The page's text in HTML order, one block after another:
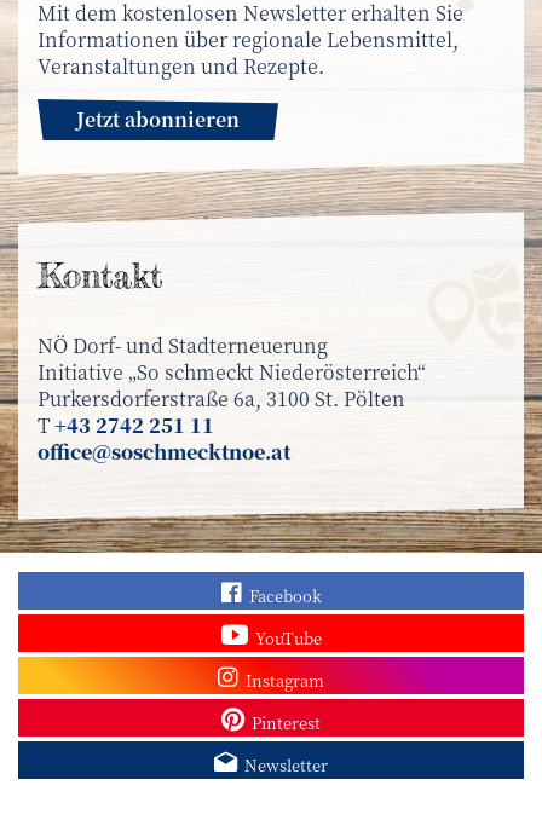
Mit dem kostenlosen Newsletter erhalten Sie
Informationen über regionale Lebensmittel,
Veranstaltungen und Rezepte.
Jetzt abonnieren
Kontakt
NÖ Dorf- und Stadterneuerung
Initiative „So schmeckt Niederösterreich“
Purkersdorferstraße 6a, 3100 St. Pölten
T+43 2742 251 11
office@soschmecktnoe.at
Finden Sie „So
Facebook
Sehen Sie mehr
YouTube
Besuchen Sie unser
Instagram
Sieh dir unsere Pins
Pinterest
Melden Sie sich zum
Newsletter